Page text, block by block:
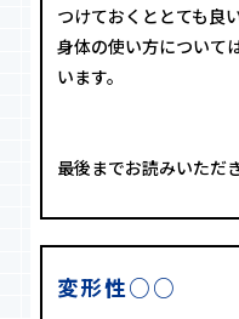
つけておくととても良
身体の使い方について
います。
最後までお読みいただ
変形性○○